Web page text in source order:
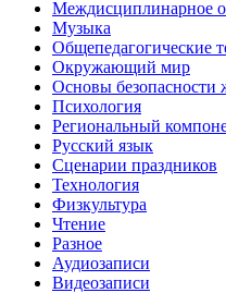
Междисциплинарное
Музыка
Общепедагогические
Окружающий мир
Основы безопасности
Психология
Региональный
Русский язык
Сценарии праздников
Технология
Физкультура
Чтение
Разное
Аудиозаписи
Видеозаписи